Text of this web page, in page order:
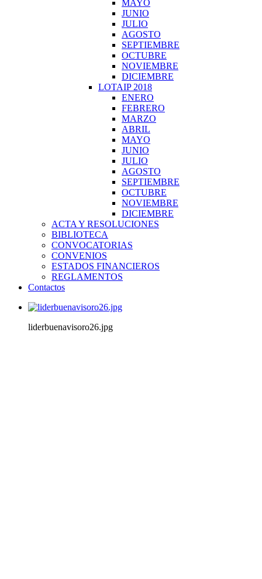
MAYO
JUNIO
JULIO
AGOSTO
SEPTIEMBRE
OCTUBRE
NOVIEMBRE
DICIEMBRE
LOTAIP 2018
ENERO
FEBRERO
MARZO
ABRIL
MAYO
JUNIO
JULIO
AGOSTO
SEPTIEMBRE
OCTUBRE
NOVIEMBRE
DICIEMBRE
ACTA Y RESOLUCIONES
BIBLIOTECA
CONVOCATORIAS
CONVENIOS
ESTADOS FINANCIEROS
REGLAMENTOS
Contactos
liderbuenavisoro26.jpg